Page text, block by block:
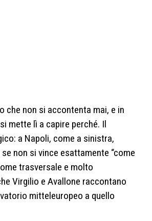
che non si accontenta mai, e in
mette lì a capire perché. Il
a Napoli, come a sinistra,
non si vince esattamente “come
trasversale e molto
Virgilio e Avallone raccontano
mitteleuropeo a quello